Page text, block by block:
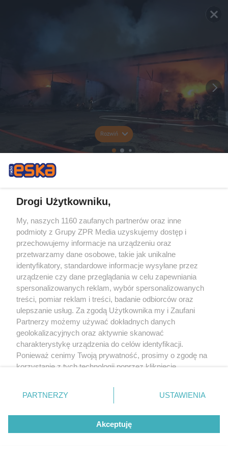
Rozwiń
Drogi Użytkowniku,
My, naszych 1160 zaufanych partnerów oraz inne
podmioty z Grupy ZPR Media uzyskujemy dostęp i
przechowujemy informacje na urządzeniu oraz
przetwarzamy dane osobowe, takie jak unikalne
identyfikatory, standardowe informacje wysyłane przez
urządzenie czy dane przeglądania w celu zapewniania
spersonalizowanych reklam, wybór spersonalizowanych
treści, pomiar reklam i treści, badanie odbiorców oraz
ulepszanie usług. Za zgodą Użytkownika my i Zaufani
Partnerzy możemy używać dokładnych danych
geolokalizacyjnych oraz aktywnie skanować
charakterystykę urządzenia do celów identyfikacji.
Ponieważ cenimy Twoją prywatność, prosimy o zgodę na
korzystanie z tych technologii poprzez kliknięcie
zmienić/wycofać klikając przycisk ustawień prywatności
znajdujący się w lewym dolnym rogu strony
rodzaje przetwarzania danych nie wymagają zgody
użytkownika, ale masz prawo sprzeciwić się takiemu
przetwarzaniu. Preferencje będą miały zastosowanie tylko
PARTNERZY USTAWIENIA
Akceptuję